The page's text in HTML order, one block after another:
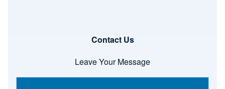
Contact Us
Leave Your Message